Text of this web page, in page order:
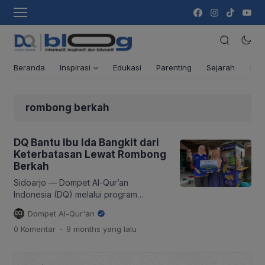
Beranda Inspirasi Edukasi Parenting Sejarah
rombong berkah
DQ Bantu Ibu Ida Bangkit dari
Keterbatasan Lewat Rombong
Berkah
Sidoarjo — Dompet Al-Qur’an
Indonesia (DQ) melalui program
Economy Care kembali menyalurkan
bantuan modal usaha bagi pelaku
UMKM dhuafa. Kali ini, bantuan
Dompet Al-Qur'an
0 Komentar . 9 months yang lalu